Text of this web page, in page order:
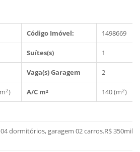
Código Imóvel: 1498669
Suítes(s) 1
Vaga(s) Garagem 2
2) A/C m² 140 (m2)
dormitórios, garagem 02 carros.R$ 350mil